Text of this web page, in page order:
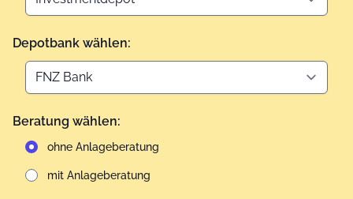
Depotbank wählen:
Beratung wählen:
ohne Anlageberatung
mit Anlageberatung